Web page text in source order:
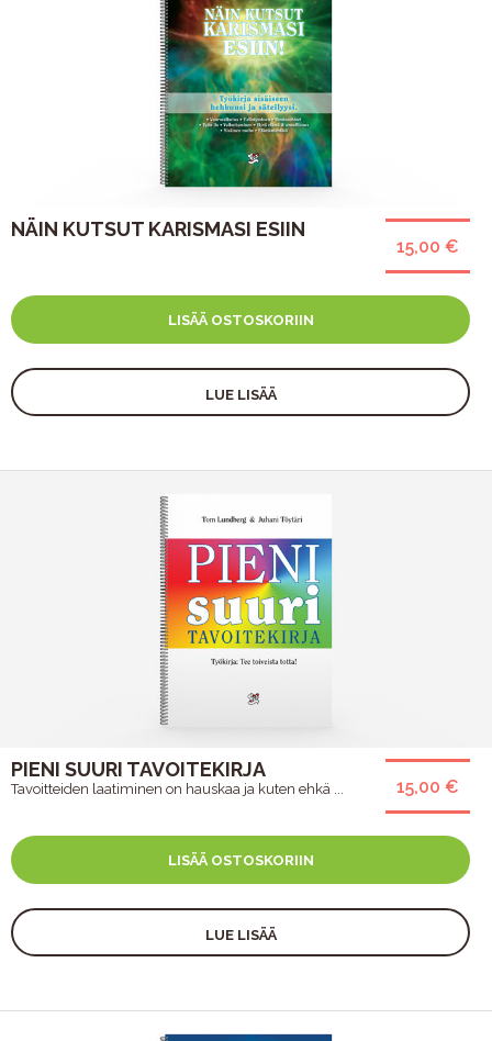
15,00 €
NÄIN KUTSUT KARISMASI ESIIN
LISÄÄ OSTOSKORIIN
LUE LISÄÄ
15,00 €
PIENI SUURI TAVOITEKIRJA
Tavoitteiden laatiminen on hauskaa ja kuten ehkä ...
LISÄÄ OSTOSKORIIN
LUE LISÄÄ